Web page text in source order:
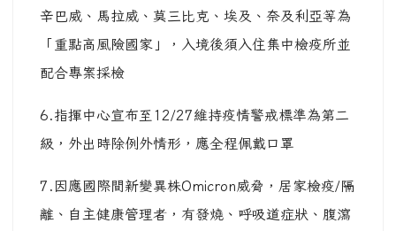
辛巴威、馬拉威、莫三比克、埃及、奈及利亞等為
「重點高風險國家」，入境後須入住集中檢疫所並
配合專案採檢
6.指揮中心宣布至12/27維持疫情警戒標準為第二
級，外出時除例外情形，應全程佩戴口罩
7.因應國際間新變異株Omicron威脅，居家檢疫/隔
離、自主健康管理者，有發燒、呼吸道症狀、腹瀉